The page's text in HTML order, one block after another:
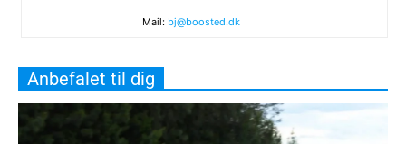
Mail: bj@boosted.dk